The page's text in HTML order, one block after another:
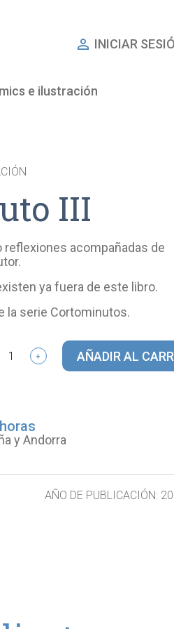
 INICIAR
e ilustración
III
acompañadas de
ya fuera de este libro.
la serie Cortominutos.
+ AÑADIR AL
y Andorra
AÑO DE PUBLICACIÓN: